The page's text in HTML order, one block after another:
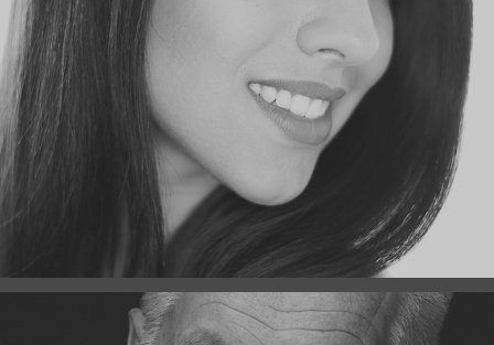
PORTRAITS | MOBILE STUDIO